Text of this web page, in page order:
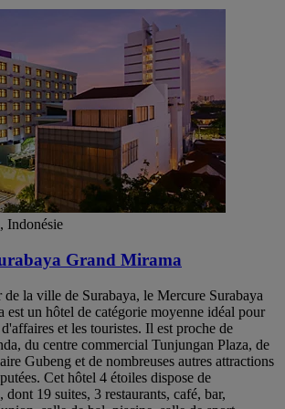
Grand Mirama
de la ville de Surabaya, le Mercure Surabaya
est un hôtel de catégorie moyenne idéal pour
et les touristes. Il est proche de
du centre commercial Tunjungan Plaza, de
Gubeng et de nombreuses autres attractions
Cet hôtel 4 étoiles dispose de
dont 19 suites, 3 restaurants, café, bar,